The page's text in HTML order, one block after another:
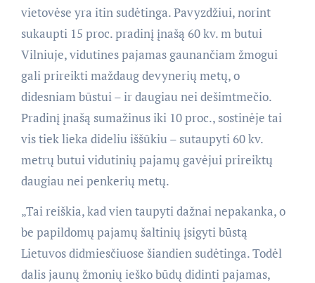
vietovėse yra itin sudėtinga. Pavyzdžiui, norint
sukaupti 15 proc. pradinį įnašą 60 kv. m butui
Vilniuje, vidutines pajamas gaunančiam žmogui
gali prireikti maždaug devynerių metų, o
didesniam būstui – ir daugiau nei dešimtmečio.
Pradinį įnašą sumažinus iki 10 proc., sostinėje tai
vis tiek lieka dideliu iššūkiu – sutaupyti 60 kv.
metrų butui vidutinių pajamų gavėjui prireiktų
daugiau nei penkerių metų.
„Tai reiškia, kad vien taupyti dažnai nepakanka, o
be papildomų pajamų šaltinių įsigyti būstą
Lietuvos didmiesčiuose šiandien sudėtinga. Todėl
dalis jaunų žmonių ieško būdų didinti pajamas,